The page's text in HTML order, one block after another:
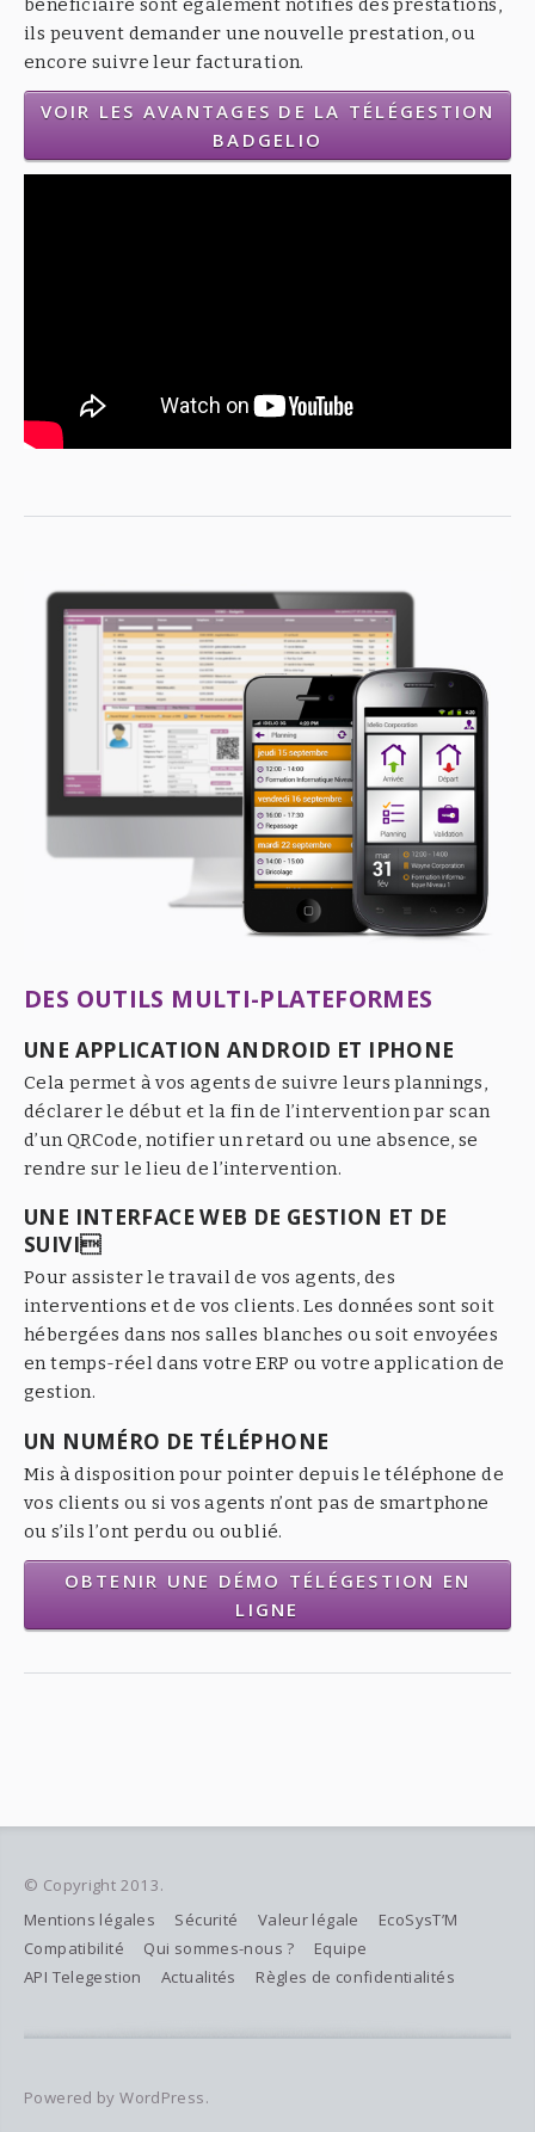
bénéficiaire sont également notifiés des prestations,
ils peuvent demander une nouvelle prestation, ou
encore suivre leur facturation.
VOIR LES AVANTAGES DE LA TÉLÉGESTION
BADGELIO
DES OUTILS MULTI-PLATEFORMES
UNE APPLICATION ANDROID ET IPHONE
Cela permet à vos agents de suivre leurs plannings,
déclarer le début et la fin de l’intervention par scan
d’un QRCode, notifier un retard ou une absence, se
rendre sur le lieu de l’intervention.
UNE INTERFACE WEB DE GESTION ET DE
SUIVI
Pour assister le travail de vos agents, des
interventions et de vos clients. Les données sont soit
hébergées dans nos salles blanches ou soit envoyées
en temps-réel dans votre ERP ou votre application de
gestion.
UN NUMÉRO DE TÉLÉPHONE
Mis à disposition pour pointer depuis le téléphone de
vos clients ou si vos agents n’ont pas de smartphone
ou s’ils l’ont perdu ou oublié.
OBTENIR UNE DÉMO TÉLÉGESTION EN
LIGNE
© Copyright 2013.
Mentions légales
Sécurité Valeur légale
EcoSysT’M
Compatibilité
Qui sommes-nous ?
Equipe
API Telegestion
Actualités Règles de confidentialités
Powered by WordPress.